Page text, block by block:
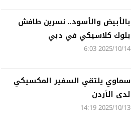
بالأبيض والأسود.. نسرين طافش
بلوك كلاسيكي في دبي
2025/10/14 6:03
سماوي يلتقي السفير المكسيكي
لدى الأردن
2025/10/13 14:19